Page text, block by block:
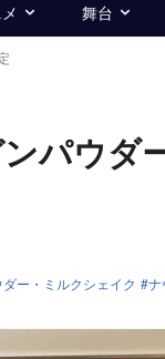
舞台
ウダ
ー・ミルクシェイク ナ